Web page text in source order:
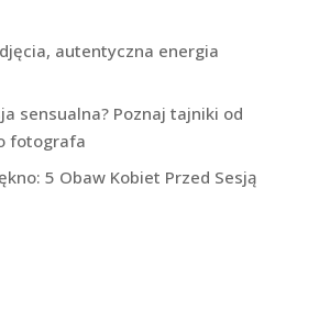
autentyczna energia
sensualna? Poznaj tajniki od
fotografa
5 Obaw Kobiet Przed Sesją